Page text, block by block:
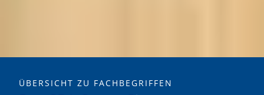
ÜBERSICHT ZU FACHBEGRIFFEN